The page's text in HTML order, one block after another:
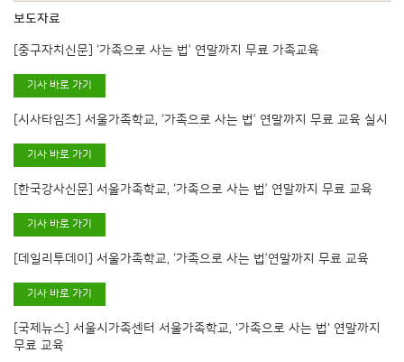
보도자료
[중구자치신문] ‘가족으로 사는 법’ 연말까지 무료 가족교육
기사 바로 가기
[시사타임즈] 서울가족학교, ‘가족으로 사는 법’ 연말까지 무료 교육 실시
기사 바로 가기
[한국강사신문] 서울가족학교, ‘가족으로 사는 법’ 연말까지 무료 교육
기사 바로 가기
[데일리투데이] 서울가족학교, ‘가족으로 사는 법’연말까지 무료 교육
기사 바로 가기
[국제뉴스] 서울시가족센터 서울가족학교, '가족으로 사는 법' 연말까지
무료 교육